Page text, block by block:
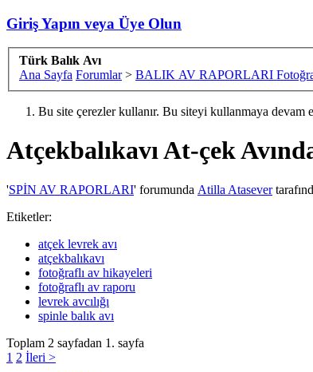
Giriş Yapın veya Üye Olun
Türk Balık Avı
Ana Sayfa Forumlar > BALIK AV RAPORLARI
Bu site çerezler kullanır. Bu siteyi kullanmaya devam
AtçekbalıkavıAt-çek
'SPİN AV RAPORLARI' forumunda Atilla Atasever
Etiketler:
atçek levrek avı
atçekbalıkavı
fotoğraflı av hikayeleri
fotoğraflı av raporu
levrek avcılığı
spinle balık avı
Toplam 2 sayfadan 1. sayfa
1 2 İleri >